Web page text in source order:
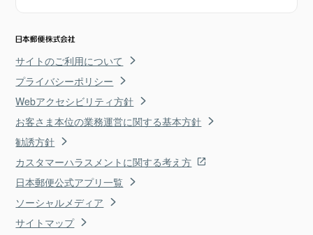
サイトのご利用について
プライバシーポリシー
Webアクセシビリティ方針
お客さま本位の業務運営に関する基本方針
勧誘方針
カスタマーハラスメントに関する考え方
日本郵便公式アプリ一覧
ソーシャルメディア
サイトマップ